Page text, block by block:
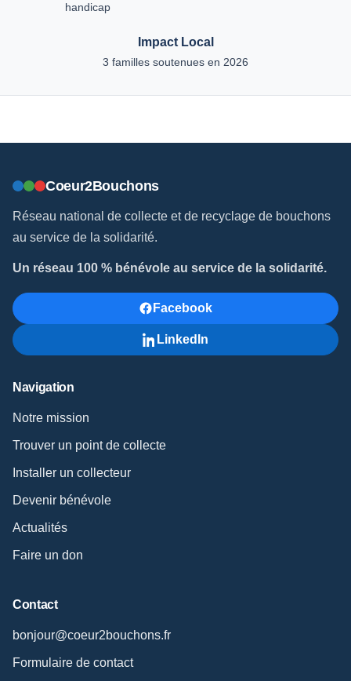
handicap
Impact Local
3 familles soutenues en 2026
Coeur2Bouchons
Réseau national de collecte et de recyclage de bouchons
au service de la solidarité.
Un réseau 100 % bénévole au service de la solidarité.
Facebook
LinkedIn
Navigation
Notre mission
Trouver un point de collecte
Installer un collecteur
Devenir bénévole
Actualités
Faire un don
Contact
bonjour@coeur2bouchons.fr
Formulaire de contact